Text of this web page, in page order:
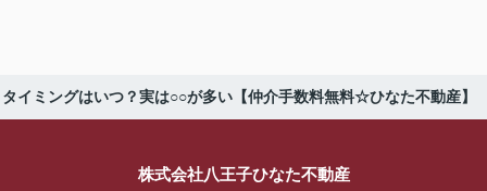
イミングはいつ？実は○○が多い【仲介手数料無料☆ひなた不動産】
株式会社八王子ひなた不動産